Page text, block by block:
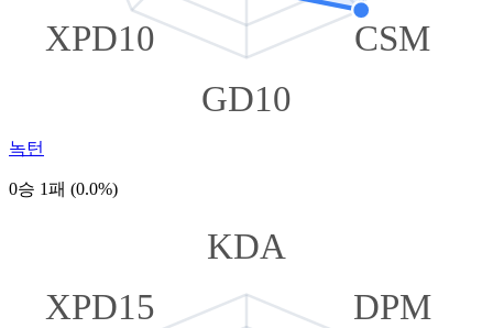
CSM
GD10
XPD10
녹턴
0승 1패 (0.0%)
KDA
DPM
XPD15